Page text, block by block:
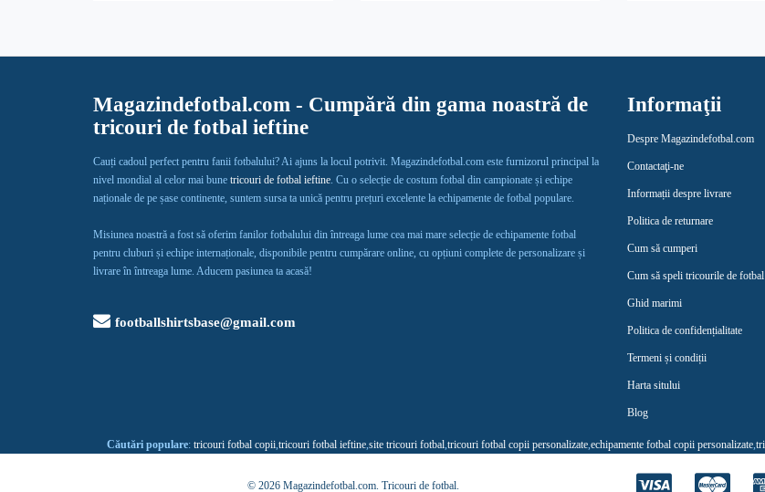
Magazindefotbal.com - Cumpără din gama noastră de
tricouri de fotbal ieftine
Cauți cadoul perfect pentru fanii fotbalului? Ai ajuns la locul potrivit. Magazindefotbal.com este furnizorul principal la
nivel mondial al celor mai bune tricouri de fotbal ieftine. Cu o selecție de costum fotbal din campionate și echipe
naționale de pe șase continente, suntem sursa ta unică pentru prețuri excelente la echipamente de fotbal populare.
Misiunea noastră a fost să oferim fanilor fotbalului din întreaga lume cea mai mare selecție de echipamente fotbal
pentru cluburi și echipe internaționale, disponibile pentru cumpărare online, cu opțiuni complete de personalizare și
livrare în întreaga lume. Aducem pasiunea ta acasă!
footballshirtsbase@gmail.com
Informaţii
Despre Magazindefotbal.com
Contactaţi-ne
Informații despre livrare
Politica de returnare
Cum să cumperi
Cum să speli tricourile de fotbal
Ghid marimi
Politica de confidențialitate
Termeni și condiții
Harta sitului
Blog
Căutări populare: tricouri fotbal copii,tricouri fotbal ieftine,site tricouri fotbal,tricouri fotbal copii personalizate,echipamente fotbal copii personalizate,
© 2026 Magazindefotbal.com. Tricouri de fotbal.